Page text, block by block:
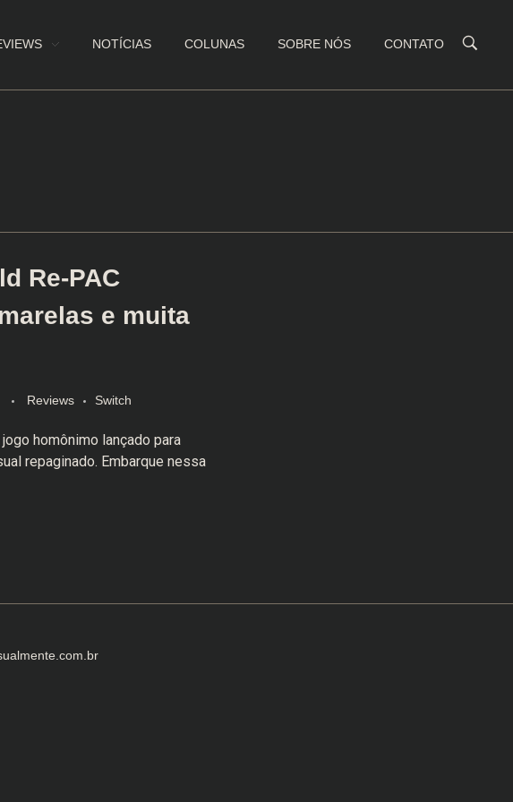
NOTÍCIAS COLUNAS SOBRE NÓS CONTATO
Re-PAC
e muita
Reviews Switch
homônimo lançado para
repaginado. Embarque nessa